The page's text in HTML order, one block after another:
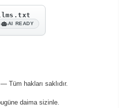
AI READY
Tüm hakları saklıdır.
daima sizinle.